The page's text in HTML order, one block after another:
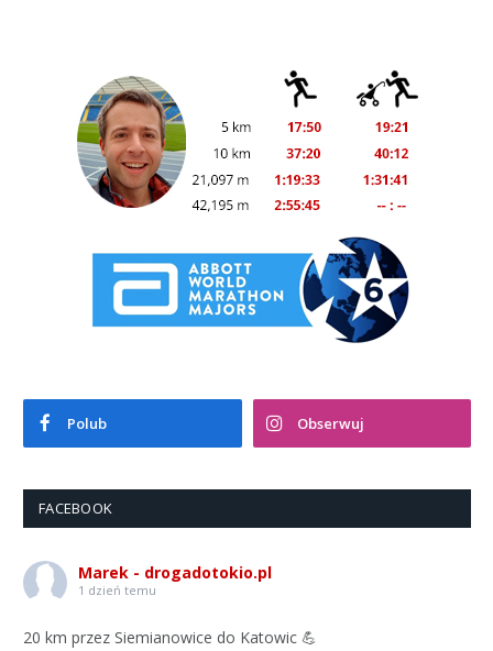
Polub Obserwuj
FACEBOOK
Marek - drogadotokio.pl
1 dzień temu
20 km przez Siemianowice do Katowic 💪